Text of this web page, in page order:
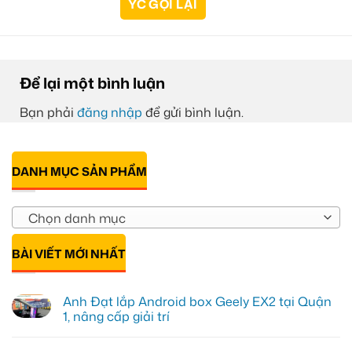
Để lại một bình luận
Bạn phải đăng nhập để gửi bình luận.
DANH MỤC SẢN PHẨM
Chọn danh mục
BÀI VIẾT MỚI NHẤT
Anh Đạt lắp Android box Geely EX2 tại Quận
1, nâng cấp giải trí